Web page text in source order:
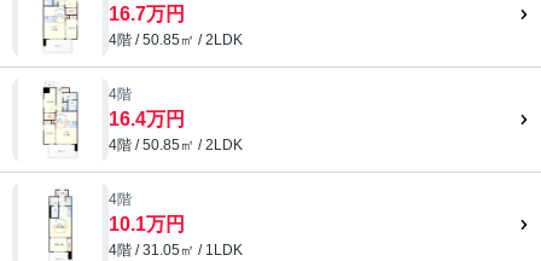
16.7万円
4階 / 50.85㎡ / 2LDK
4階
16.4万円
4階 / 50.85㎡ / 2LDK
4階
10.1万円
4階 / 31.05㎡ / 1LDK